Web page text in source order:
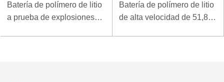
Batería de polímero de litio
a prueba de explosiones
Batería de polímero de litio
de alta velocidad de 51,8 V